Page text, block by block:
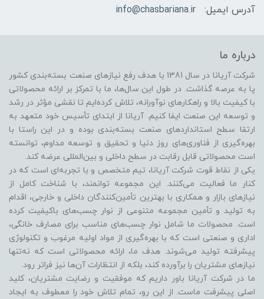
آدرس ایمیل:
info@chasbariana.ir
درباره ما
شرکت آریانا در سال 1381 با هدف رفع نیازهای صنعت بسته‌بندی کشور
پا به عرصه گذاشت. در طول این سال‌ها، ما با تمرکز بر ارائه محصولاتی
با کیفیت بالا و راهکارهای نوآورانه، تلاش کرده‌ایم تا نقشی مؤثر در رشد
و توسعه این صنعت ایفا کنیم. آریانا از ابتدای تأسیس خود متعهد به
ارتقا سطح استانداردهای صنعت بسته‌بندی بوده و در این راستا با
بهره‌گیری از فناوری‌های روز دنیا و تحقیق و توسعه مداوم، توانسته
است محصولاتی قابل رقابت در سطح داخلی و بین‌المللی عرضه کند.
یکی از نقاط قوت شرکت آریانا، تیم متخصص و با تجربه‌ای است که در
کنار ما فعالیت می‌کنند. این مجموعه توانمند، با شناخت کامل از
نیازهای بازار و همکاری با بهترین تأمین‌کنندگان داخلی و خارجی، اقدام
به تولید و تأمین مجموعه متنوعی از نوار چسب‌های باکیفیت کرده
است. محصولات ما شامل نوار چسب‌های مناسب برای مصارف خانگی،
اداری و صنعتی است که با بهره‌گیری از مواد اولیه مرغوب و تکنولوژی
پیشرفته تولید می‌شوند. هدف ما، ارائه محصولاتی است که نه‌تنها
نیازهای مشتریان را برآورده کند، بلکه از انتظارات آن‌ها نیز فراتر رود.
ما در شرکت آریانا باور داریم که موفقیت و رضایت مشتریان، کلید
اصلی پیشرفت ماست. از این رو، تمام تلاش خود را معطوف به ایجاد